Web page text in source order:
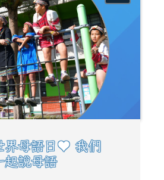
區域內容
界母語日♥ 我們
起說母語